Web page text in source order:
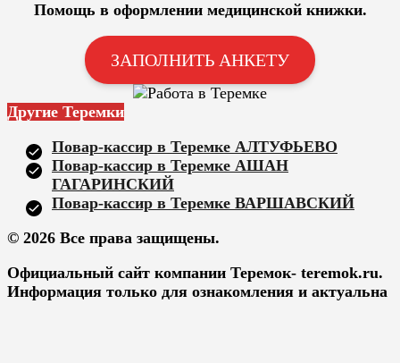
Помощь в оформлении медицинской книжки.
ЗАПОЛНИТЬ АНКЕТУ
Другие Теремки
Повар-кассир в Теремке АЛТУФЬЕВО
Повар-кассир в Теремке АШАН
ГАГАРИНСКИЙ
Повар-кассир в Теремке ВАРШАВСКИЙ
© 2026 Все права защищены.
Официальный сайт компании Теремок- teremok.ru.
Информация только для ознакомления и актуальна